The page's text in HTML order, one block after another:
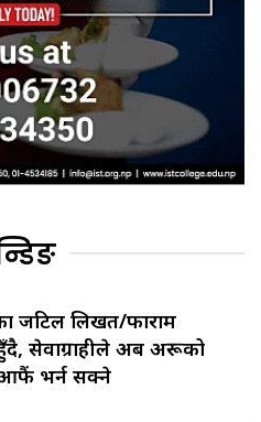
जटिल लिखत/फाराम
सेवाग्राहीले अब अरूको
भर्न सक्ने